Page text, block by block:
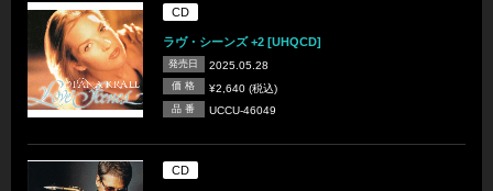
CD
ラヴ・シーンズ +2 [UHQCD]
発売日 2025.05.28
価 格 ¥2,640 (税込)
品 番 UCCU-46049
CD